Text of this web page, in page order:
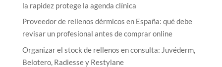
la rapidez protege la agenda clínica
Proveedor de rellenos dérmicos en España: qué debe
revisar un profesional antes de comprar online
Organizar el stock de rellenos en consulta: Juvéderm,
Belotero, Radiesse y Restylane